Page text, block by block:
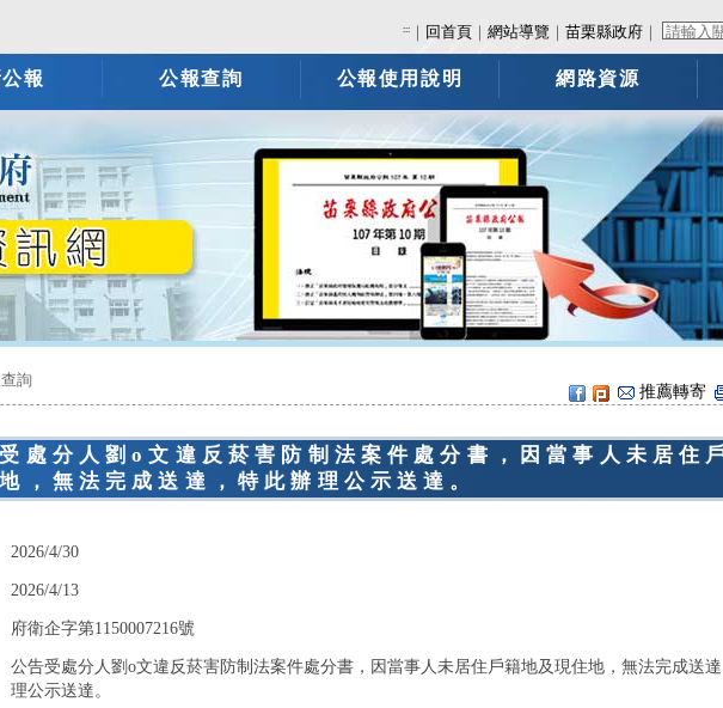
::: 回首頁 ｜網站導覽 ｜苗栗縣政府
報 公報查詢 公報使用說明 網路資源
詢
推薦轉寄
處分人劉o文違反菸害防制法案件處分書，因當事人未居住
，無法完成送達，特此辦理公示送達。
2026/4/30
2026/4/13
府衛企字第1150007216號
公告受處分人劉o文違反菸害防制法案件處分書，因當事人未居住戶籍地及現住地，無法完成送
理公示送達。